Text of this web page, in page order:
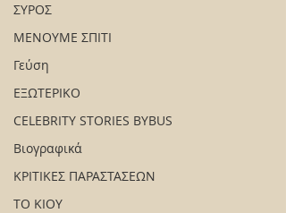
ΣΥΡΟΣ
ΜΕΝΟΥΜΕ ΣΠΙΤΙ
Γεύση
ΕΞΩΤΕΡΙΚΟ
CELEBRITY STORIES BYBUS
Βιογραφικά
ΚΡΙΤΙΚΕΣ ΠΑΡΑΣΤΑΣΕΩΝ
ΤΟ ΚΙΟΥ